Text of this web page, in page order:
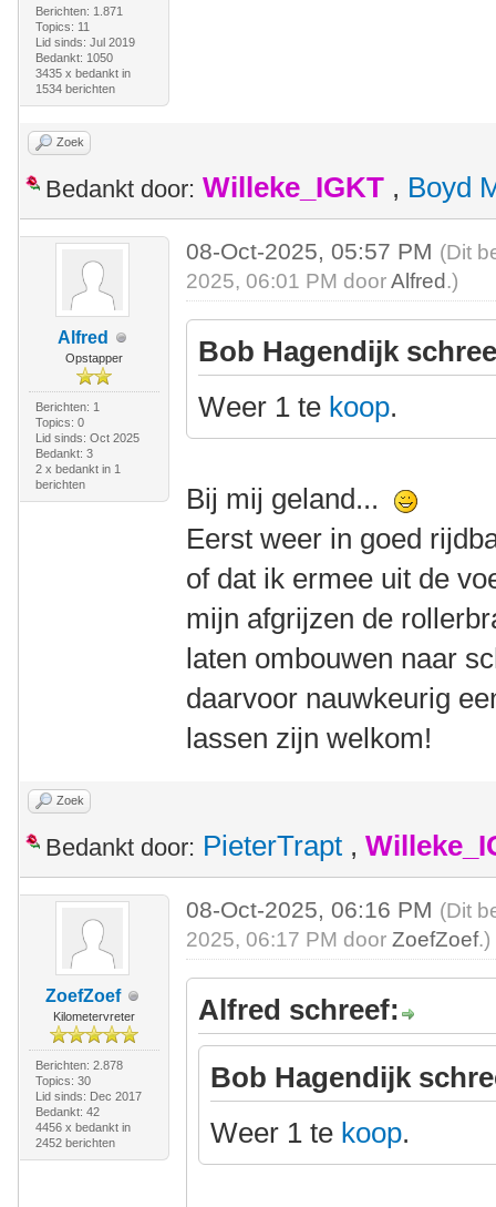
Berichten: 1.871
Topics: 11
Lid sinds: Jul 2019
Bedankt: 1050
3435 x bedankt in
1534 berichten
Zoek
Bedankt door: Willeke_IGKT , Boyd
Alfred
Opstapper
Berichten: 1
Topics: 0
Lid sinds: Oct 2025
Bedankt: 3
2 x bedankt in 1
berichten
08-Oct-2025, 05:57 PM (Dit
2025, 06:01 PM doorAlfred.)
Bob Hagendijk
Weer 1 te koop.
Bij mij geland...
Eerst weer in goed
of dat ik ermee uit de
mijn afgrijzen de
laten ombouwen naar
daarvoor nauwkeurig
lassen zijn welkom!
Zoek
Bedankt door: PieterTrapt ,
ZoefZoef
Kilometervreter
Berichten: 2.878
Topics: 30
Lid sinds: Dec 2017
Bedankt: 42
4456 x bedankt in
2452 berichten
08-Oct-2025, 06:16 PM (Dit
2025, 06:17 PM doorZoefZoef.)
Alfred schreef:
Bob Hagendijk
Weer 1 te koop.